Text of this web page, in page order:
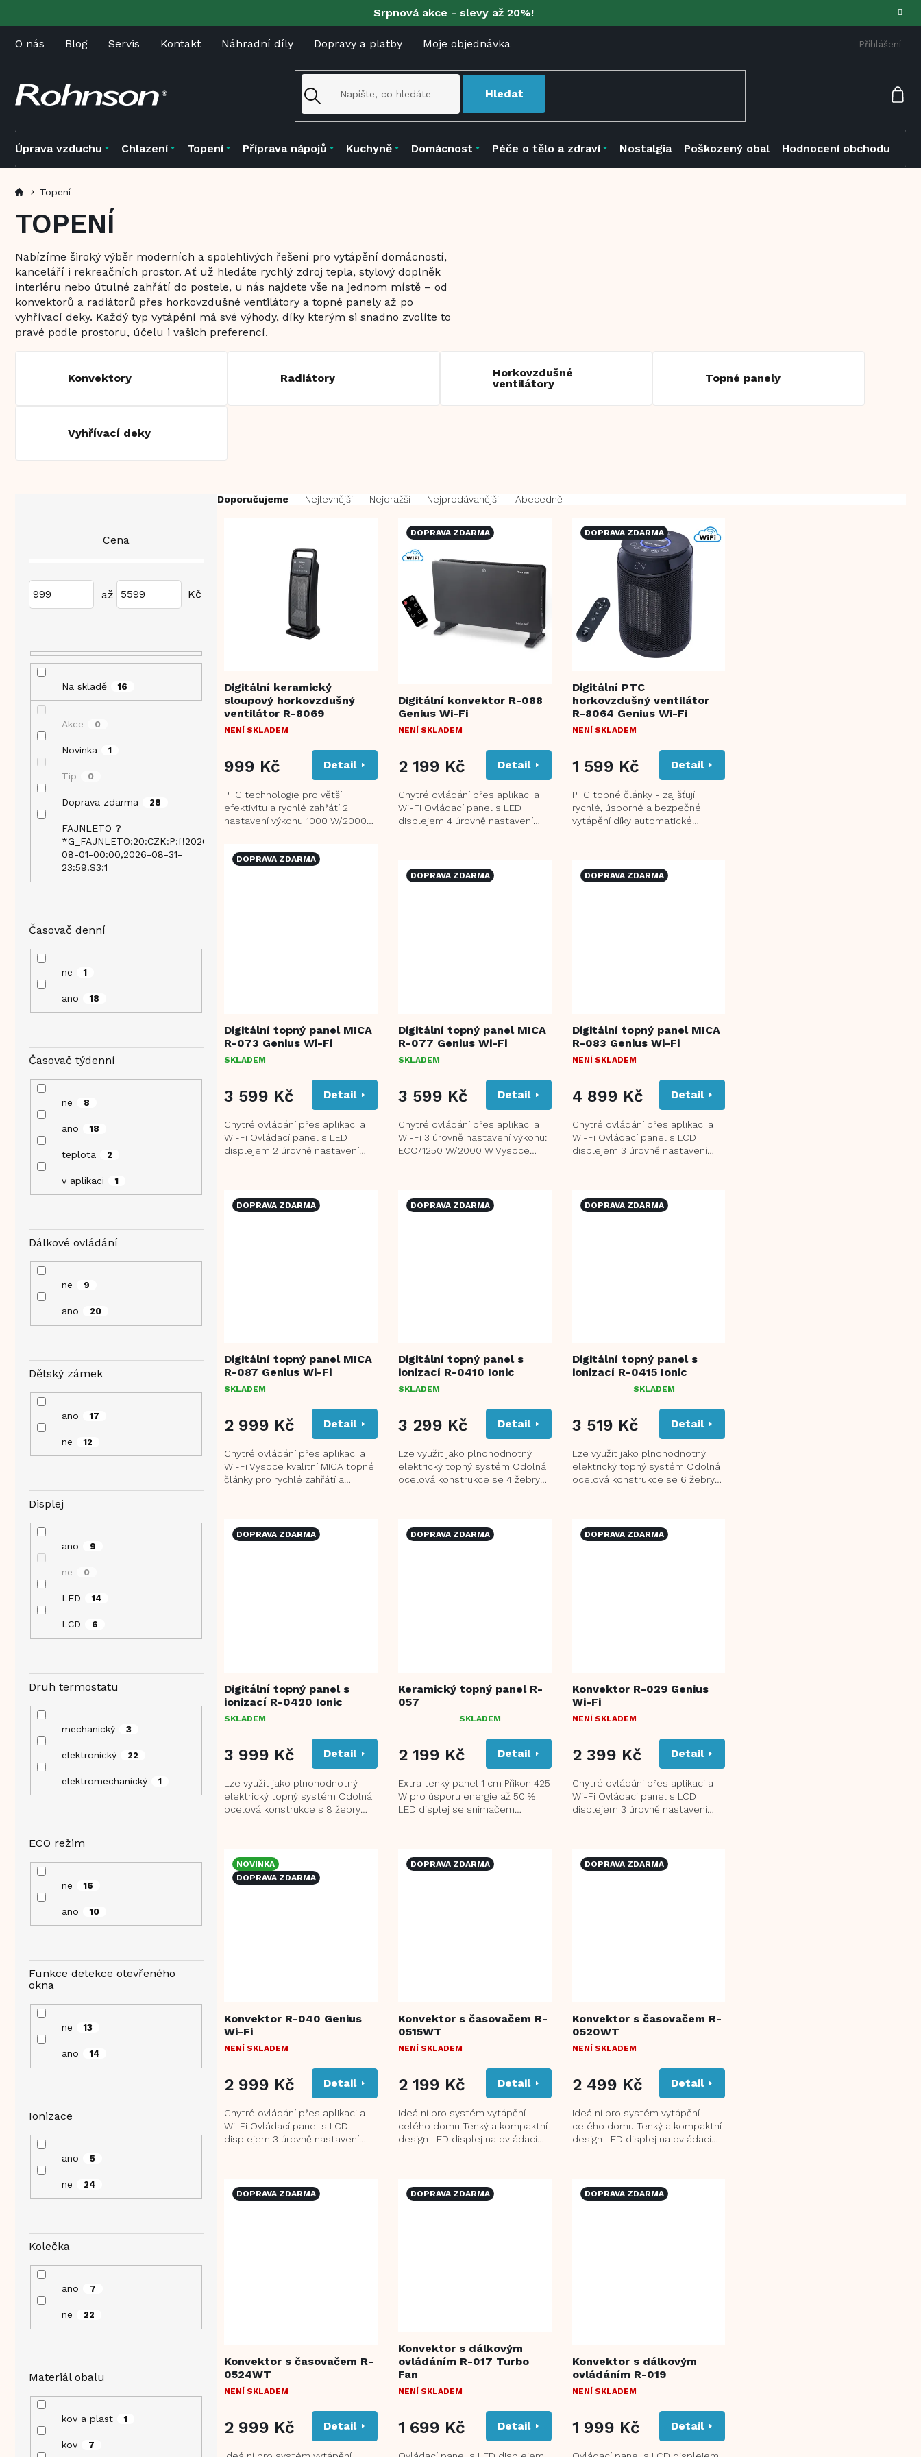
Srpnová akce - slevy až 20%!
O nás Blog Servis Kontakt Náhradní díly Dopravy a platby Moje objednávka Přihlášení
Hledat
Úprava vzduchu Chlazení Topení Příprava nápojů Kuchyně Domácnost Péče o tělo a zdraví Nostalgia Poškozený obal Hodnocení obchodu
Topení
TOPENÍ
Nabízíme široký výběr moderních a spolehlivých řešení pro vytápění domácností,
kanceláří i rekreačních prostor. Ať už hledáte rychlý zdroj tepla, stylový doplněk
interiéru nebo útulné zahřátí do postele, u nás najdete vše na jednom místě – od
konvektorů a radiátorů přes horkovzdušné ventilátory a topné panely až po
vyhřívací deky. Každý typ vytápění má své výhody, díky kterým si snadno zvolíte to
pravé podle prostoru, účelu i vašich preferencí.
Konvektory Radiátory
Horkovzdušné
ventilátory
Topné panely
Vyhřívací deky
Cena
999 5599
Na skladě 16
Akce 0
Novinka 1
Tip 0
Doprava zdarma 28
FAJNLETO ?
*G_FAJNLETO:20:CZK:P:f!2026-
08-01-00:00,2026-08-31-
23:59!S3:1
Časovač denní
ne 1
ano 18
Časovač týdenní
ne 8
ano 18
teplota 2
v aplikaci 1
Dálkové ovládání
ne 9
ano 20
Dětský zámek
ano 17
ne 12
Displej
ano 9
ne 0
LED 14
LCD 6
Druh termostatu
mechanický 3
elektronický 22
elektromechanický 1
ECO režim
ne 16
ano 10
Funkce detekce otevřeného
okna
ne 13
ano 14
Ionizace
ano 5
ne 24
Kolečka
ano 7
ne 22
Materiál obalu
kov a plast 1
kov 7
Ř
Doporučujeme Nejlevnější Nejdražší Nejprodávanější Abecedně
ů
Digitální keramický
sloupový horkovzdušný
ventilátor R-8069
NENÍ SKLADEM
999 Kč Detail
PTC technologie pro větší
efektivitu a rychlé zahřátí 2
nastavení výkonu 1000 W/2000
DOPRAVA ZDARMA
Digitální konvektor R-088
Genius Wi-Fi
NENÍ SKLADEM
2 199 Kč Detail
Chytré ovládání přes aplikaci a
Wi-Fi Ovládací panel s LED
displejem 4 úrovně nastavení
DOPRAVA ZDARMA
Digitální PTC
horkovzdušný ventilátor
R-8064 Genius Wi-Fi
NENÍ SKLADEM
1 599 Kč Detail
PTC topné články - zajišťují
rychlé, úsporné a bezpečné
vytápění díky automatické
DOPRAVA ZDARMA
Digitální topný panel MICA
R-073 Genius Wi-Fi
SKLADEM
3 599 Kč Detail
Chytré ovládání přes aplikaci a
Wi-Fi Ovládací panel s LED
displejem 2 úrovně nastavení
DOPRAVA ZDARMA
Digitální topný panel MICA
R-077 Genius Wi-Fi
SKLADEM
3 599 Kč Detail
Chytré ovládání přes aplikaci a
Wi-Fi 3 úrovně nastavení výkonu:
ECO/1250 W/2000 W Vysoce
DOPRAVA ZDARMA
Digitální topný panel MICA
R-083 Genius Wi-Fi
NENÍ SKLADEM
4 899 Kč Detail
Chytré ovládání přes aplikaci a
Wi-Fi Ovládací panel s LCD
displejem 3 úrovně nastavení
DOPRAVA ZDARMA
Digitální topný panel MICA
R-087 Genius Wi-Fi
SKLADEM
2 999 Kč Detail
Chytré ovládání přes aplikaci a
Wi-Fi Vysoce kvalitní MICA topné
články pro rychlé zahřátí a
DOPRAVA ZDARMA
Digitální topný panel s
ionizací R-0410 Ionic
SKLADEM
3 299 Kč Detail
Lze využít jako plnohodnotný
elektrický topný systém Odolná
ocelová konstrukce se 4 žebry
DOPRAVA ZDARMA
Digitální topný panel s
ionizací R-0415 Ionic
PRODUKTU
JE
Z
5
HVĚZDIČEK.
SKLADEM
3 519 Kč Detail
Lze využít jako plnohodnotný
elektrický topný systém Odolná
ocelová konstrukce se 6 žebry
DOPRAVA ZDARMA
Digitální topný panel s
ionizací R-0420 Ionic
SKLADEM
3 999 Kč Detail
Lze využít jako plnohodnotný
elektrický topný systém Odolná
ocelová konstrukce s 8 žebry
DOPRAVA ZDARMA
Keramický topný panel R-
057
PRODUKTU
JE
Z
5
HVĚZDIČEK.
SKLADEM
2 199 Kč Detail
Extra tenký panel 1 cm Příkon 425
W pro úsporu energie až 50 %
LED displej se snímačem
DOPRAVA ZDARMA
Konvektor R-029 Genius
Wi-Fi
NENÍ SKLADEM
2 399 Kč Detail
Chytré ovládání přes aplikaci a
Wi-Fi Ovládací panel s LCD
displejem 3 úrovně nastavení
NOVINKA
DOPRAVA ZDARMA
Konvektor R-040 Genius
Wi-Fi
NENÍ SKLADEM
2 999 Kč Detail
Chytré ovládání přes aplikaci a
Wi-Fi Ovládací panel s LCD
displejem 3 úrovně nastavení
DOPRAVA ZDARMA
Konvektor s časovačem R-
0515WT
NENÍ SKLADEM
2 199 Kč Detail
Ideální pro systém vytápění
celého domu Tenký a kompaktní
design LED displej na ovládacím
DOPRAVA ZDARMA
Konvektor s časovačem R-
0520WT
NENÍ SKLADEM
2 499 Kč Detail
Ideální pro systém vytápění
celého domu Tenký a kompaktní
design LED displej na ovládacím
DOPRAVA ZDARMA
Konvektor s časovačem R-
0524WT
NENÍ SKLADEM
2 999 Kč Detail
DOPRAVA ZDARMA
Konvektor s dálkovým
ovládáním R-017 Turbo
Fan
NENÍ SKLADEM
1 699 Kč Detail
DOPRAVA ZDARMA
Konvektor s dálkovým
ovládáním R-019
NENÍ SKLADEM
1 999 Kč Detail